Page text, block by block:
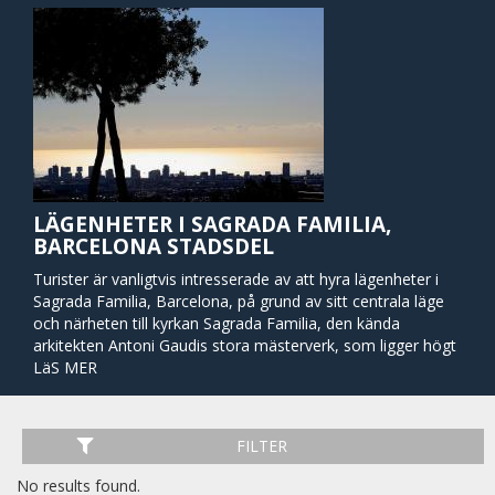
LÄGENHETER I SAGRADA FAMILIA,
BARCELONA STADSDEL
Turister är vanligtvis intresserade av att hyra lägenheter i
Sagrada Familia, Barcelona, på grund av sitt centrala läge
och närheten till kyrkan Sagrada Familia, den kända
arkitekten Antoni Gaudis stora mästerverk, som ligger högt
över tysta bostadsgator och torg. Katedralen är
Passeig de Gracia, som också ligger där Gaudís Casa Batlló
och La Pedrera finns. Närheten till flera tunnelbanestationer
och busshållplatser gör avståndet till Barcelonas centrum
LäS MER
FILTER
No results found.